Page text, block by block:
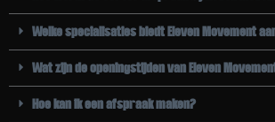
Welke specialisaties biedt Eleven Movement
Wat zijn de openingstijden van Eleven
Hoe kan ik een afspraak maken?